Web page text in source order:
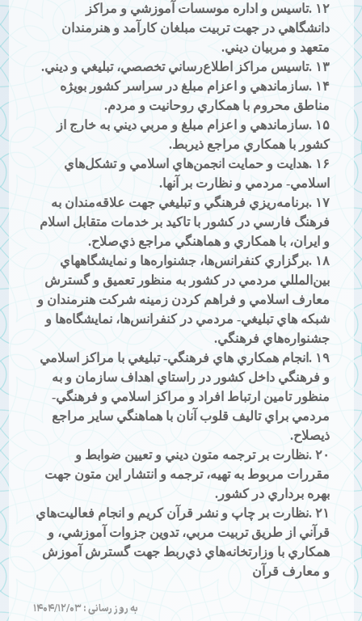
۱۲ .تاسيس و اداره موسسات آموزشي و مراكز
دانشگاهي در جهت تربيت مبلغان كارآمد و هنرمندان
متعهد و مربيان ديني.
۱۳ .تاسيس مراكز اطلاع‌رساني تخصصي، تبليغي و ديني.
۱۴ .سازماندهي و اعزام مبلغ در سراسر كشور بويژه
مناطق محروم با همكاري روحانيت و مردم.
۱۵ .سازماندهي و اعزام مبلغ و مربي ديني به خارج از
كشور با همكاري مراجع ذيربط.
۱۶ .هدايت و حمايت انجمن‌هاي اسلامي و تشكل‌هاي
اسلامي- مردمي و نظارت بر آنها.
۱۷ .برنامه‌ريزي فرهنگي و تبليغي جهت علاقه‌مندان به
فرهنگ فارسي در كشور با تاكيد بر خدمات متقابل اسلام
و ايران، با همكاري و هماهنگي مراجع ذي‌صلاح.
۱۸ .برگزاري كنفرانس‌ها، جشنواره‌ها و نمايشگاههاي
بين‌المللي مردمي در كشور به منظور تعميق و گسترش
معارف اسلامي و فراهم كردن زمينه شركت هنرمندان و
شبكه هاي تبليغي- مردمي در كنفرانس‌ها، نمايشگاه‌ها و
جشنواره‌هاي فرهنگي.
۱۹ . انجام همكاري هاي فرهنگي- تبليغي با مراكز اسلامي
و فرهنگي داخل كشور در راستاي اهداف سازمان و به
منظور تامين ارتباط افراد و مراكز اسلامي و فرهنگي-
مردمي براي تاليف قلوب آنان با هماهنگي ساير مراجع
ذيصلاح.
۲۰ .نظارت بر ترجمه متون ديني و تعيين ضوابط و
مقررات مربوط به تهيه، ترجمه و انتشار اين متون جهت
بهره برداري در كشور.
۲۱ .نظارت بر چاپ و نشر قرآن كريم و انجام فعاليت‌هاي
قرآني از طريق تربيت مربي، تدوين جزوات آموزشي، و
همكاري با وزارتخانه‌هاي ذي‌ربط جهت گسترش آموزش
و معارف قرآن
به روز رسانی : 1404/12/03